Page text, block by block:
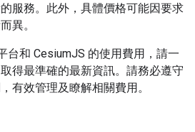
服務。此外，具體價格可能因要求
異。
台和 CesiumJS 的使用費用，請一
得最準確的最新資訊。請務必遵守
有效管理及瞭解相關費用。